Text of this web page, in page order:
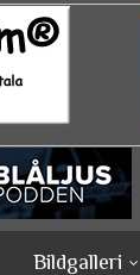
Bildgalleri